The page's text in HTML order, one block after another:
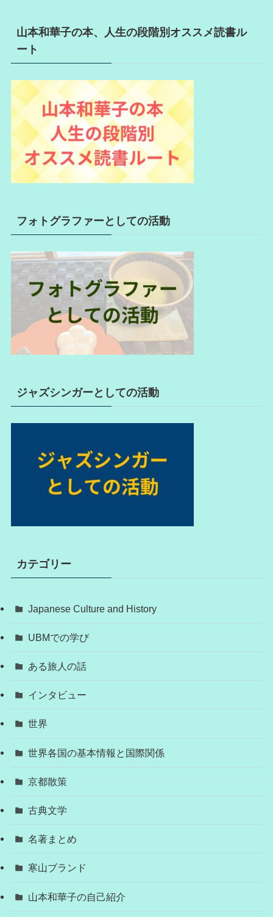
山本和華子の本、人生の段階別オススメ読書ル
ート
フォトグラファーとしての活動
ジャズシンガーとしての活動
カテゴリー
Japanese Culture and History
UBMでの学び
ある旅人の話
インタビュー
世界
世界各国の基本情報と国際関係
京都散策
古典文学
名著まとめ
寒山ブランド
山本和華子の自己紹介